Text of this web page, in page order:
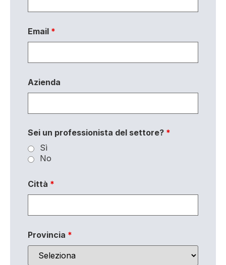
Email *
Azienda
Sei un professionista del settore? *
Sì
No
Città *
Provincia *